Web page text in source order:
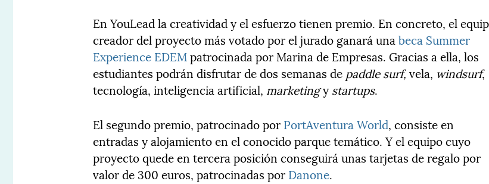
En YouLead la creatividad y el esfuerzo tienen premio. En concreto, el
creador del proyecto más votado por el jurado ganará unabeca Summer
Experience EDEMpatrocinada por Marina de Empresas. Gracias a ella, los
estudiantes podrán disfrutar de dos semanas de paddle surf,vela, windsurf,
tecnología, inteligencia artificial, marketingy startups.
El segundo premio, patrocinado por PortAventura World, consiste en
entradas y alojamiento en el conocido parque temático. Y el equipo cuyo
proyecto quede en tercera posición conseguirá unas tarjetas de regalo por
valor de 300 euros, patrocinadas por Danone.